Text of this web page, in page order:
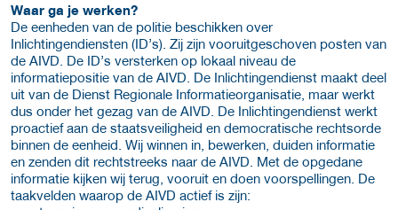
Waar ga je werken?
De eenheden van de politie beschikken over
Inlichtingendiensten (ID’s). Zij zijn vooruitgeschoven posten van
de AIVD. De ID’s versterken op lokaal niveau de
informatiepositie van de AIVD. De Inlichtingendienst maakt deel
uit van de Dienst Regionale Informatieorganisatie, maar werkt
dus onder het gezag van de AIVD. De Inlichtingendienst werkt
proactief aan de staatsveiligheid en democratische rechtsorde
binnen de eenheid. Wij winnen in, bewerken, duiden informatie
en zenden dit rechtstreeks naar de AIVD. Met de opgedane
informatie kijken wij terug, vooruit en doen voorspellingen. De
taakvelden waarop de AIVD actief is zijn: